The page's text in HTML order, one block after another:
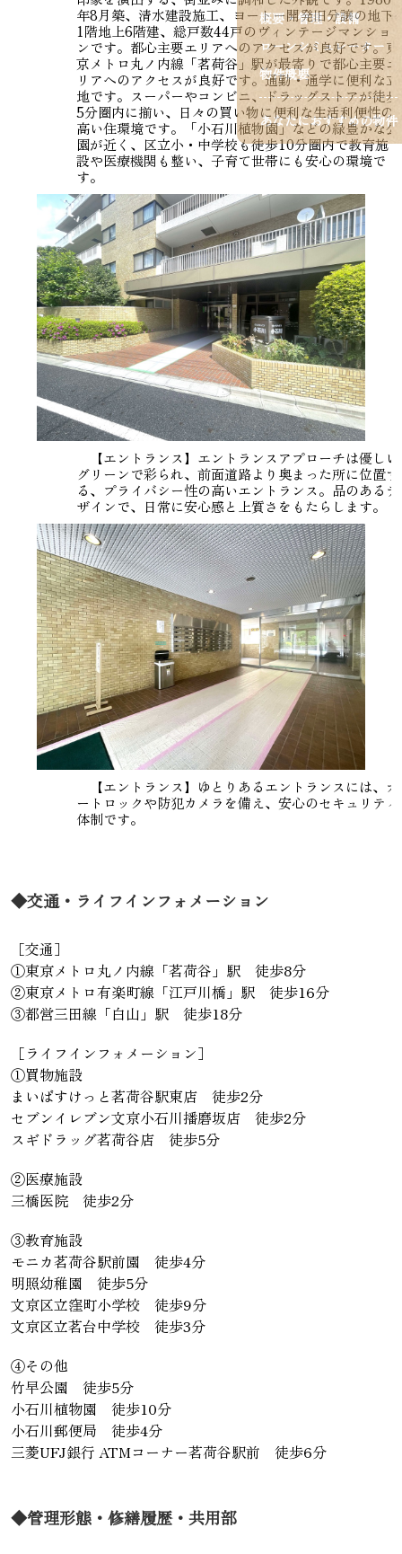
概要・管理・設備
ローンシミュレーター
物件概要
あなたにおすすめの物件
年8月築、清水建設施工、ヨートー開発旧分譲の地下
1階地上6階建、総戸数44戸のヴィンテージマンショ
ンです。都心主要エリアへのアクセスが良好です。東
京メトロ丸ノ内線「茗荷谷」駅が最寄りで都心主要エ
リアへのアクセスが良好です。通勤・通学に便利な立
地です。スーパーやコンビニ、ドラッグストアが徒歩
5分圏内に揃い、日々の買い物に便利な生活利便性の
高い住環境です。「小石川植物園」などの緑豊かな公
園が近く、区立小・中学校も徒歩10分圏内で教育施
設や医療機関も整い、子育て世帯にも安心の環境で
す。
【エントランス】エントランスアプローチは優しい
グリーンで彩られ、前面道路より奥まった所に位置す
る、プライバシー性の高いエントランス。品のあるデ
ザインで、日常に安心感と上質さをもたらします。
【エントランス】ゆとりあるエントランスには、オ
ートロックや防犯カメラを備え、安心のセキュリティ
体制です。
◆交通・ライフインフォメーション
［交通］
①東京メトロ丸ノ内線「茗荷谷」駅 徒歩8分
②東京メトロ有楽町線「江戸川橋」駅 徒歩16分
③都営三田線「白山」駅 徒歩18分
［ライフインフォメーション］
①買物施設
まいばすけっと茗荷谷駅東店 徒歩2分
セブンイレブン文京小石川播磨坂店 徒歩2分
スギドラッグ茗荷谷店 徒歩5分
②医療施設
三橋医院 徒歩2分
③教育施設
モニカ茗荷谷駅前園 徒歩4分
明照幼稚園 徒歩5分
文京区立窪町小学校 徒歩9分
文京区立茗台中学校 徒歩3分
④その他
竹早公園 徒歩5分
小石川植物園 徒歩10分
小石川郵便局 徒歩4分
三菱UFJ銀行 ATMコーナー茗荷谷駅前 徒歩6分
◆管理形態・修繕履歴・共用部